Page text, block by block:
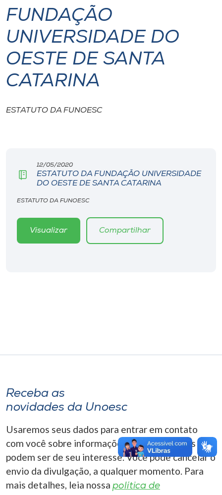
I.nova
Diplomados
Cultura
CPA
Editora
Rádio
Museu
FUNDAÇÃO
UNIVERSIDADE DO
OESTE DE SANTA
CATARINA
ESTATUTO DA FUNOESC
12/05/2020
ESTATUTO DA FUNDAÇÃO UNIVERSIDADE
DO OESTE DE SANTA CATARINA
ESTATUTO DA FUNOESC
Visualizar Compartilhar
Receba as
novidades da Unoesc
Usaremos seus dados para entrar em contato
com você sobre informações correlacionadas que
podem ser de seu interesse. Você pode cancelar o
envio da divulgação, a qualquer momento. Para
mais detalhes, leia nossa política de